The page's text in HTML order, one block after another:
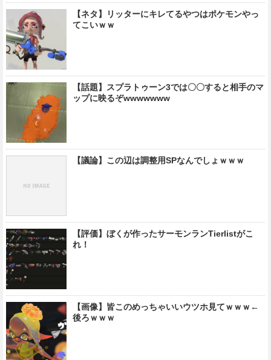
【ネタ】リッターにキレてるやつはポケモンやっ
てこいｗｗ
【話題】スプラトゥーン3では〇〇すると相手のマ
ップに映るぞwwwwwww
【議論】この辺は調整用SPなんでしょｗｗｗ
【評価】ぼくが作ったサーモンランTierlistがこ
れ！
【画像】皆このめっちゃいいウツホ見てｗｗｗ←
後ろｗｗｗ